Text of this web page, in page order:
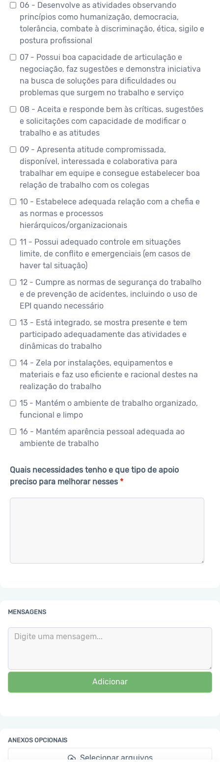
06 - Desenvolve as atividades observando
princípios como humanização, democracia,
tolerância, combate à discriminação, ética, sigilo e
postura profissional
07 - Possui boa capacidade de articulação e
negociação, faz sugestões e demonstra iniciativa
na busca de soluções para dificuldades ou
problemas que surgem no trabalho e serviço
08 - Aceita e responde bem às críticas, sugestões
e solicitações com capacidade de modificar o
trabalho e as atitudes
09 - Apresenta atitude compromissada,
disponível, interessada e colaborativa para
trabalhar em equipe e consegue estabelecer boa
relação de trabalho com os colegas
10 - Estabelece adequada relação com a chefia e
as normas e processos
hierárquicos/organizacionais
11 - Possui adequado controle em situações
limite, de conflito e emergenciais (em casos de
haver tal situação)
12 - Cumpre as normas de segurança do trabalho
e de prevenção de acidentes, incluindo o uso de
EPI quando necessário
13 - Está integrado, se mostra presente e tem
participado adequadamente das atividades e
dinâmicas do trabalho
14 - Zela por instalações, equipamentos e
materiais e faz uso eficiente e racional destes na
realização do trabalho
15 - Mantém o ambiente de trabalho organizado,
funcional e limpo
16 - Mantém aparência pessoal adequada ao
ambiente de trabalho
Quais necessidades tenho e que tipo de apoio
preciso para melhorar nesses
MENSAGENS
Adicionar
ANEXOS OPCIONAIS
Selecionar arquivos